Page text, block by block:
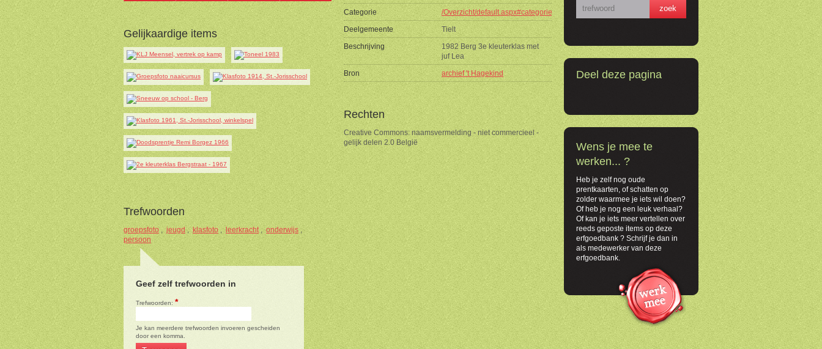
Gelijkaardige items
Trefwoorden
groepsfoto,jeugd,klasfoto, leerkracht,onderwijs,
persoon
Geef zelf trefwoorden in
Trefwoorden: *
Je kan meerdere trefwoorden invoeren gescheiden
door een komma.
Categorie
/Overzicht/default.aspx#categorie=0
Deelgemeente
Tielt
Beschrijving
1982 Berg 3e kleuterklas met
juf Lea
Bron
archief 't Hagekind
Rechten
Creative Commons: naamsvermelding - niet commercieel -
gelijk delen 2.0 België
Deel deze pagina
Wens je mee te
werken... ?
Heb je zelf nog oude
prentkaarten, of schatten op
zolder waarmee je iets wil doen?
Of heb je nog een leuk verhaal?
Of kan je iets meer vertellen over
reeds geposte items op deze
erfgoedbank ? Schrijf je dan in
als medewerker van deze
erfgoedbank.